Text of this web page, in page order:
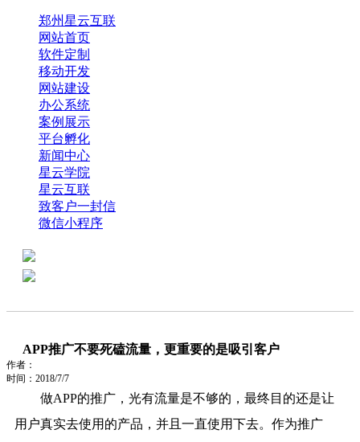
郑州星云互联
网站首页
软件定制
移动开发
网站建设
办公系统
案例展示
平台孵化
新闻中心
星云学院
星云互联
致客户一封信
微信小程序
APP推广不要死磕流量，更重要的是吸引客户
作者：
时间：2018/7/7
做APP的推广，光有流量是不够的，最终目的还是让
用户真实去使用的产品，并且一直使用下去。作为推广